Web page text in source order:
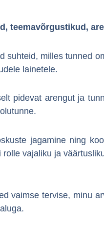
teemavõrgustikud,
suhteid, milles tunned
lainetele.
pidevat arengut ja
jagamine ning
vajaliku ja
vaimse tervise, minu